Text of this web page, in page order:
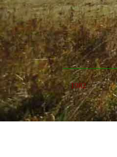
1982